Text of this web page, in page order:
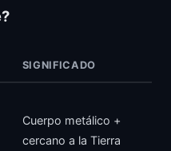
SIGNIFICADO
Cuerpo metálico +
cercano a la Tierra